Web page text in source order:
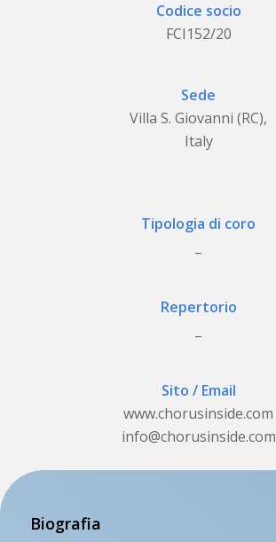
Codice socio
FCI152/20
Sede
Villa S. Giovanni (RC),
Italy
Tipologia di coro
Repertorio
Sito / Email
www.chorusinside.com
info@chorusinside.com
Biografia